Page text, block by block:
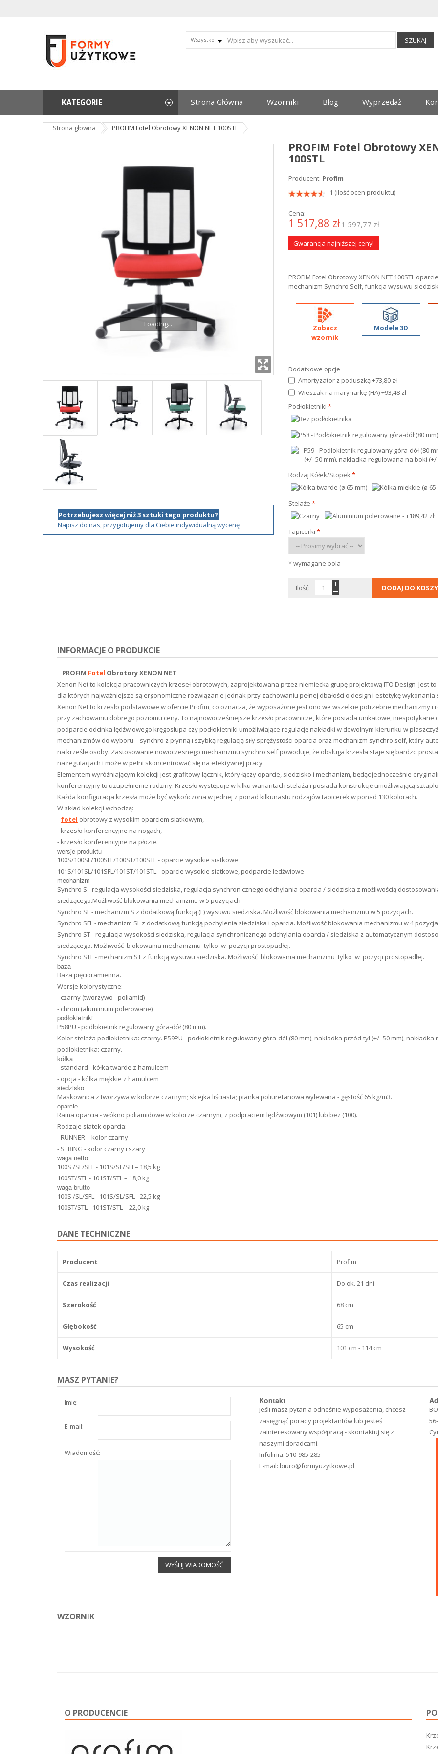
Wszystko SZUKAJ
Strona Główna Wzorniki Blog Wyprzedaż
KATEGORIE
Strona głowna PROFIM Fotel Obrotowy XENON NET 100STL
Potrzebujesz więcej niż 3 sztuki tego produktu?
Napisz do nas, przygotujemy dla Ciebie indywidualną wycenę
PROFIM Fotel Obrotowy
100STL
Producent: Profim
1 (ilość ocen produktu)
Cena:
1 517,88 zł1 597,77 zł
Gwarancja najniższej ceny!
PROFIM Fotel Obrotowy XENON NET 100STL
mechanizm Synchro Self, funkcja wysuwu
Zobacz
wzornik
Modele 3D
Dodatkowe opcje
Amortyzator z poduszką+73,80 zł
Wieszak na marynarkę (HA)+93,48 zł
Podłokietniki *
Rodzaj Kółek/Stopek*
Stelaże *
Tapicerki *
* wymagane pola
Ilość: DODAJ DO
INFORMACJE O PRODUKCIE
PROFIM Fotel Obrotory XENON NET
Xenon Net to kolekcja pracowniczych krzeseł obrotowych, zaprojektowana przez niemiecką grupę projektową ITO Design. Jest
dla których najważniejsze są ergonomiczne rozwiązanie jednak przy zachowaniu pełnej dbałości o design i estetykę wykonania
Xenon Net to krzesło podstawowe w ofercie Profim, co oznacza, że wyposażone jest ono we wszelkie potrzebne mechanizmy i
przy zachowaniu dobrego poziomu ceny. To najnowocześniejsze krzesło pracownicze, które posiada unikatowe,
podparcie odcinka lędźwiowego kręgosłupa czy podłokietniki umożliwiające regulację nakładki w dowolnym kierunku w
mechanizmów do wyboru – synchro z płynną i szybką regulacją siły sprężystości oparcia oraz mechanizm synchro self, który
na krześle osoby. Zastosowanie nowoczesnego mechanizmu synchro self powoduje, że obsługa krzesła staje się bardzo
na regulacjach i może w pełni skoncentrować się na efektywnej pracy.
Elementem wyróżniającym kolekcji jest grafitowy łącznik, który łączy oparcie, siedzisko i mechanizm, będąc jednocześnie
konferencyjny to uzupełnienie rodziny. Krzesło występuje w kilku wariantach stelaża i posiada konstrukcję umożliwiającą
Każda konfiguracja krzesła może być wykończona w jednej z ponad kilkunastu rodzajów tapicerek w ponad 130 kolorach.
W skład kolekcji wchodzą:
- fotel obrotowy z wysokim oparciem siatkowym,
- krzesło konferencyjne na nogach,
- krzesło konferencyjne na płozie.
wersje produktu
100S/100SL/100SFL/100ST/100STL - oparcie wysokie siatkowe
101S/101SL/101SFL/101ST/101STL - oparcie wysokie siatkowe, podparcie ledźwiowe
mechanizm
Synchro S - regulacja wysokości siedziska, regulacja synchronicznego odchylania oparcia / siedziska z możliwością
siedzącego.Możliwość blokowania mechanizmu w 5 pozycjach.
Synchro SL - mechanizm S z dodatkową funkcją (L) wysuwu siedziska. Możliwość blokowania mechanizmu w 5 pozycjach.
Synchro SFL - mechanizm SL z dodatkową funkcją pochylenia siedziska i oparcia. Możliwość blokowania mechanizmu w 4
Synchro ST - regulacja wysokości siedziska, regulacja synchronicznego odchylania oparcia / siedziska z automatycznym
siedzącego. Możliwość blokowania mechanizmu tylko w pozycji prostopadłej.
Synchro STL - mechanizm ST z funkcją wysuwu siedziska. Możliwość blokowania mechanizmu tylko w pozycji prostopadłej.
baza
Baza pięcioramienna.
Wersje kolorystyczne:
- czarny (tworzywo - poliamid)
- chrom (aluminium polerowane)
podłokietniki
P58PU - podłokietnik regulowany góra-dół (80 mm).
Kolor stelaża podłokietnika: czarny. P59PU - podłokietnik regulowany góra-dół (80 mm), nakładka przód-tył (+/- 50 mm),
podłokietnika: czarny.
kółka
- standard - kółka twarde z hamulcem
- opcja - kółka miękkie z hamulcem
siedzisko
Maskownica z tworzywa w kolorze czarnym; sklejka liściasta; pianka poliuretanowa wylewana - gęstość 65 kg/m3.
oparcie
Rama oparcia - włókno poliamidowe w kolorze czarnym, z podpraciem lędźwiowym (101) lub bez (100).
Rodzaje siatek oparcia:
- RUNNER – kolor czarny
- STRING - kolor czarny i szary
waga netto
100S /SL/SFL - 101S/SL/SFL– 18,5 kg
100ST/STL - 101ST/STL – 18,0 kg
waga brutto
100S /SL/SFL - 101S/SL/SFL– 22,5 kg
100ST/STL - 101ST/STL – 22,0 kg
DANE TECHNICZNE
Producent Profim
Czas realizacji Do ok. 21 dni
Szerokość 68 cm
Głębokość 65 cm
Wysokość 101 cm - 114 cm
MASZ PYTANIE?
Imię:
E-mail:
Wiadomość:
WYŚLIJ WIADOMOŚĆ
Kontakt
Jeśli masz pytania odnośnie wyposażenia, chcesz
zasięgnąć porady projektantów lub jesteś
zainteresowany współpracą - skontaktuj się z
naszymi doradcami.
Infolinia:510-985-285
E-mail: biuro@formyuzytkowe.pl
WZORNIK
O PRODUCENCIE